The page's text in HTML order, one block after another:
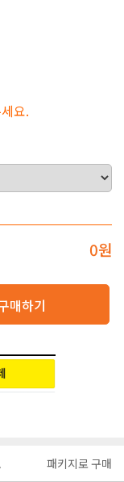
요.
0원
매하기
패키지로 구매